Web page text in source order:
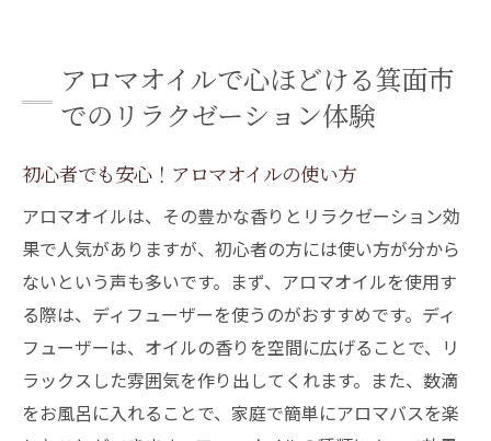
アロマオイルで心ほどける箕面市
でのリラクゼーション体験
初心者でも安心！アロマオイルの使い方
アロマオイルは、その豊かな香りとリラクゼーション効
果で人気がありますが、初心者の方には使い方が分から
ないという声も多いです。まず、アロマオイルを使用す
る際は、ディフューザーを使うのがおすすめです。ディ
フューザーは、オイルの香りを空間に広げることで、リ
ラックスした雰囲気を作り出してくれます。また、数滴
をお風呂に入れることで、家庭で簡単にアロマバスを楽